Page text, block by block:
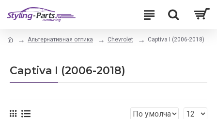
Альтернативная оптика Chevrolet Captiva I (2006-2018)
Captiva I (2006-2018)